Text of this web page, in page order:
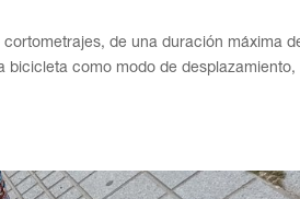
de una duración máxima
bicicleta como modo de desplazamiento,